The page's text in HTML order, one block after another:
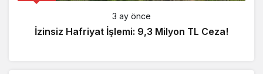
3 ay önce
İzinsiz Hafriyat İşlemi: 9,3 Milyon TL Ceza!